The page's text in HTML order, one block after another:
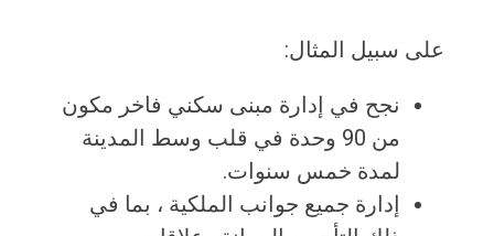
على سبيل المثال:
نجح في إدارة مبنى سكني فاخر مكون
من 90 وحدة في قلب وسط المدينة
لمدة خمس سنوات.
إدارة جميع جوانب الملكية ، بما في